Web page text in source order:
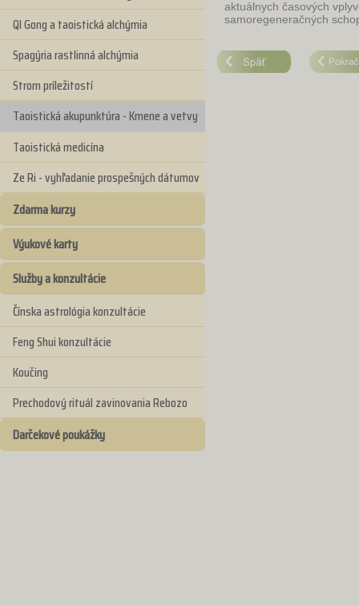
QI Gong a taoistická alchýmia
Spagýria rastlinná alchýmia
Strom príležitostí
Taoistická akupunktúra - Kmene a vetvy
Taoistická medicína
Ze Ri - vyhľadanie prospešných dátumov
Zdarma kurzy
Výukové karty
Služby a konzultácie
Čínska astrológia konzultácie
Feng Shui konzultácie
Koučing
Prechodový rituál zavinovania Rebozo
Darčekové poukážky
aktuálnych časových
samoregeneračných